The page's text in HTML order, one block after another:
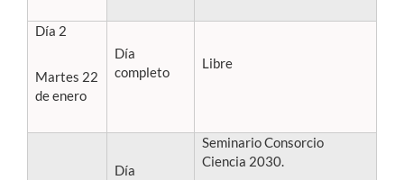
Día 2
Martes 22
de enero
Día
completo
Libre
Día
Seminario Consorcio
Ciencia 2030.